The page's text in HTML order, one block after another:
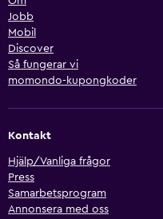
Jobb
Mobil
Discover
Så fungerar vi
momondo-kupongkoder
Kontakt
Hjälp/Vanliga frågor
Press
Samarbetsprogram
Annonsera med oss